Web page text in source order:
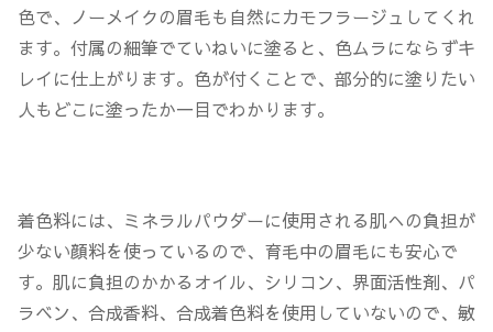
色で、
ノーメイクの眉毛も自然にカモフラージュ してくれ
ます。付属の細筆でていねいに塗ると、色ムラにならずキ
レイに仕上がります。色が付くことで、部分的に塗りたい
人もどこに塗ったか一目でわかります。
着色料には、ミネラルパウダーに使用される肌への負担が
少ない顔料を使っているので、育毛中の眉毛にも安心で
す。肌に負担のかかるオイル、シリコン、界面活性剤、パ
ラベン、合成香料、合成着色料を使用していないので、敏